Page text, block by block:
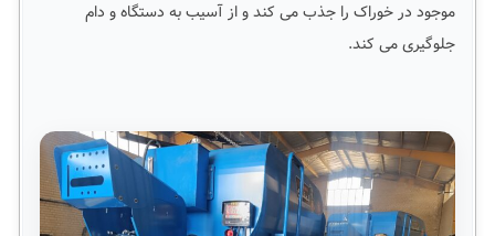
موجود در خوراک را جذب می کند و از آسیب به دستگاه و دام
جلوگیری می کند.